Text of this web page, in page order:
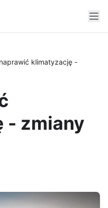
klimatyzację -
- zmiany